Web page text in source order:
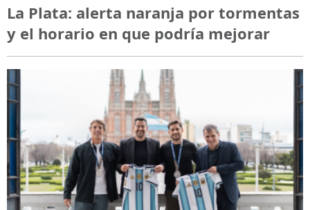
La Plata: alerta naranja por tormentas
y el horario en que podría mejorar